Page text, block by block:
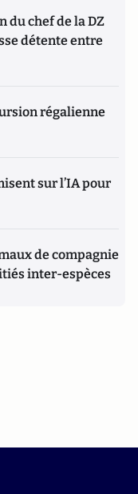
du chef de la DZ
détente entre
régalienne
sur l’IA pour
de compagnie
inter-espèces